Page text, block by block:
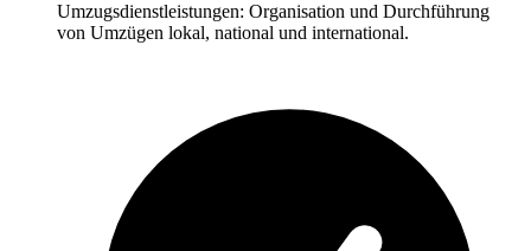
Umzugsdienstleistungen: Organisation und Durchführung
von Umzügen lokal, national und international.